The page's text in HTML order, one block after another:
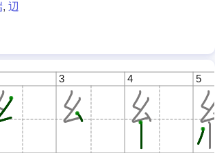
, 辺
3 4 5